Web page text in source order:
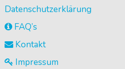
Datenschutzerklärung
FAQ’s
Kontakt
Impressum